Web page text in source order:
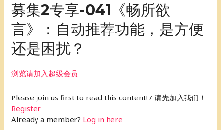
吗？
募集2专享-041《畅所欲
言》：自动推荐功能，是方便
还是困扰？
浏览请加入超级会员
Please join us first to read this content! / 请先加入我们！
Register
Already a member? Log in here
募
集
2
专
享-041《畅
所
欲
言》：
动
推
荐